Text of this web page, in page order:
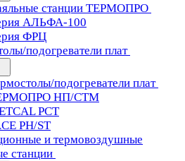
станции ТЕРМОПРО
АЛЬФА-100
ФРЦ
подогреватели плат
подогреватели плат
НП/СТМ
PCT
PH/ST
и термовоздушные
станции